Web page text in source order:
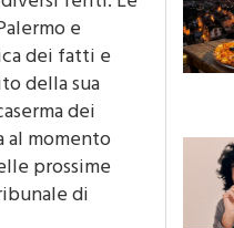
feriti. Le
e
dei fatti e
della sua
dei
al momento
prossime
di